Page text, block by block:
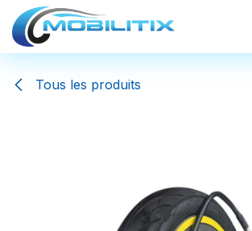
Se rendre au contenu
Tous les produits